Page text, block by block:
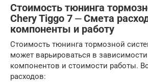
Стоимость тюнинга
Chery Tiggo 7 ⏤ Смета
компоненты и работу
Стоимость тюнинга тормозной
может варьироваться в
компонентов и стоимости работы.
расходов: